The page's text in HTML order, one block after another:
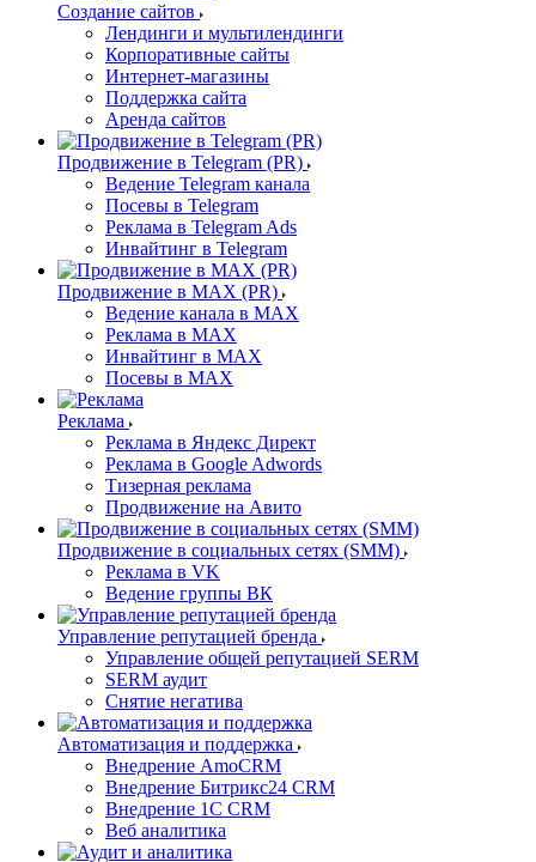
Создание сайтов
Лендинги и мультилендинги
Корпоративные сайты
Интернет-магазины
Поддержка сайта
Аренда сайтов
Продвижение в Telegram (PR)
Ведение Telegram канала
Посевы в Telegram
Реклама в Telegram Ads
Инвайтинг в Telegram
Продвижение в MAX (PR)
Ведение канала в MAX
Реклама в MAX
Инвайтинг в MAX
Посевы в MAX
Реклама
Реклама в Яндекс Директ
Реклама в Google Adwords
Тизерная реклама
Продвижение на Авито
Продвижение в социальных сетях (SMM)
Реклама в VK
Ведение группы ВК
Управление репутацией бренда
Управление общей репутацией SERM
SERM аудит
Снятие негатива
Автоматизация и поддержка
Внедрение AmoCRM
Внедрение Битрикс24 CRM
Внедрение 1C CRM
Веб аналитика